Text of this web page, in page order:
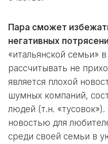
Пара сможет
негативных
«итальянской семьи»
рассчитывать не
является плохой
шумных компаний,
людей (т.н.
новостью для
среди своей семьи в